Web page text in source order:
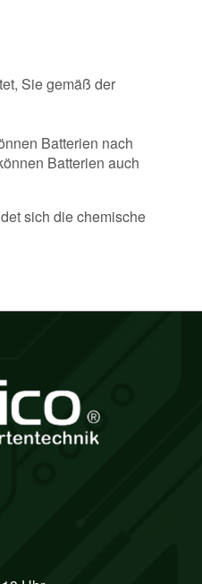
Sie gemäß der
Batterien nach
Batterien auch
sich die chemische